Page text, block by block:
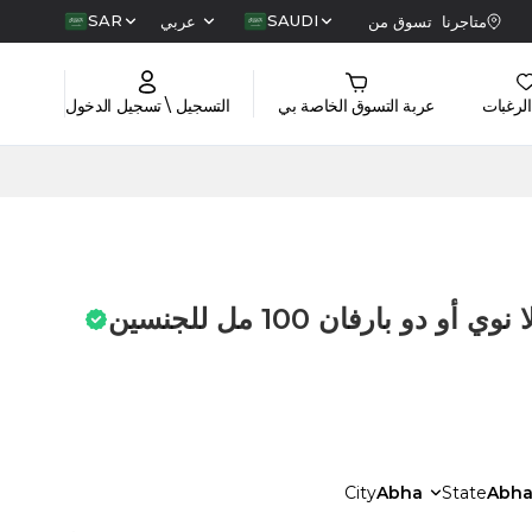
متاجرنا تسوق من SAUDI عربي SAR
عربة التسوق الخاصة بي التسجيل \ تسجيل الدخول
بارفان 100 مل للجنسين
StateAbha
CityAbha